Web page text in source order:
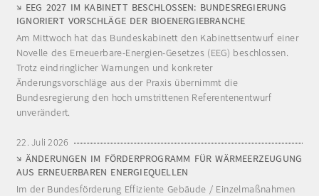
EEG 2027 IM KABINETT BESCHLOSSEN: BUNDESREGIERUNG
IGNORIERT VORSCHLÄGE DER BIOENERGIEBRANCHE
Am Mittwoch hat das Bundeskabinett den Kabinettsentwurf einer
Novelle des Erneuerbare-Energien-Gesetzes (EEG) beschlossen.
Trotz eindringlicher Warnungen und konkreter
Änderungsvorschläge aus der Praxis übernimmt die
Bundesregierung den hoch umstrittenen Referentenentwurf
unverändert.
22. Juli 2026
ÄNDERUNGEN IM FÖRDERPROGRAMM FÜR WÄRMEERZEUGUNG
AUS ERNEUERBAREN ENERGIEQUELLEN
Im der Bundesförderung Effiziente Gebäude / Einzelmaßnahmen